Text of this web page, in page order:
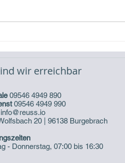
wir erreichbar
09546 4949 890
09546 4949 990
info@reuss.io
20 | 96138 Burgebrach
- Donnerstag, 07:00 bis 16:30